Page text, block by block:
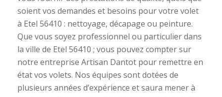
soient vos demandes et besoins pour votre volet
à Etel 56410 : nettoyage, décapage ou peinture.
Que vous soyez professionnel ou particulier dans
la ville de Etel 56410 ; vous pouvez compter sur
notre entreprise Artisan Dantot pour remettre en
état vos volets. Nos équipes sont dotées de
plusieurs années d’expérience et saura mener à